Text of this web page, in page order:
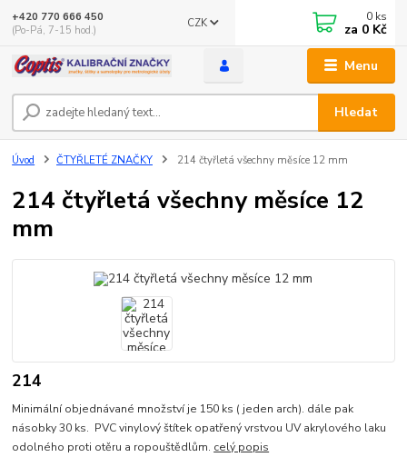
Menu
CZK
Hledat
+420 770 666 450
(Po-Pá, 7-15 hod.)
0 ks
za 0 Kč
Úvod ČTYŘLETÉ ZNAČKY 214 čtyřletá všechny měsíce 12 mm
214 čtyřletá všechny měsíce 12
mm
214
Minimální objednávané množství je 150 ks ( jeden arch). dále pak
násobky 30 ks. PVC vinylový štítek opatřený vrstvou UV akrylového laku
odolného proti otěru a ropouštědlům. celý popis